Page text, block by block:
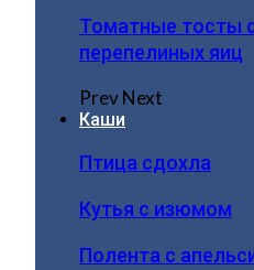
Томатные тосты
перепелиных яиц
PrevNext
Каши
Птица сдохла
Кутья с изюмом
Полента с